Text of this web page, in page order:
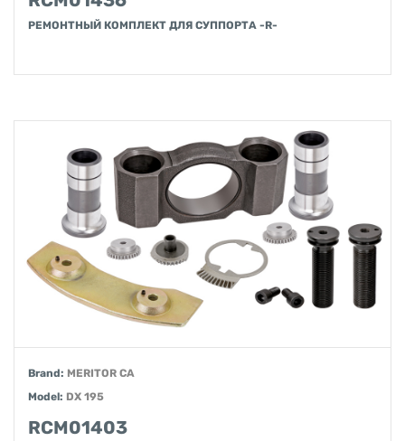
РЕМОНТНЫЙ КОМПЛЕКТ ДЛЯ СУППОРТА -R-
Brand: MERITOR CA
Model: DX 195
RCM01403